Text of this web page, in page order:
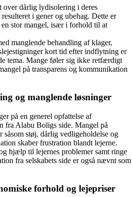
over dårlig lydisolering i deres
i gener og ubehag. Dette er
stor mangel, især i forhold til at
manglende behandling af klager,
kort tid efter indflytning er
tema. Mange føler sig ikke retfærdigt
på transparens og kommunikation
og manglende løsninger
på en generel opfattelse af
fra Alabu Boligs side. Mangel på
såsom støj, dårlig vedligeholdelse og
skaber frustration blandt lejerne.
hjælp til lejernes problemer samt ringe
fra selskabets side er også nævnt som
forhold og lejepriser